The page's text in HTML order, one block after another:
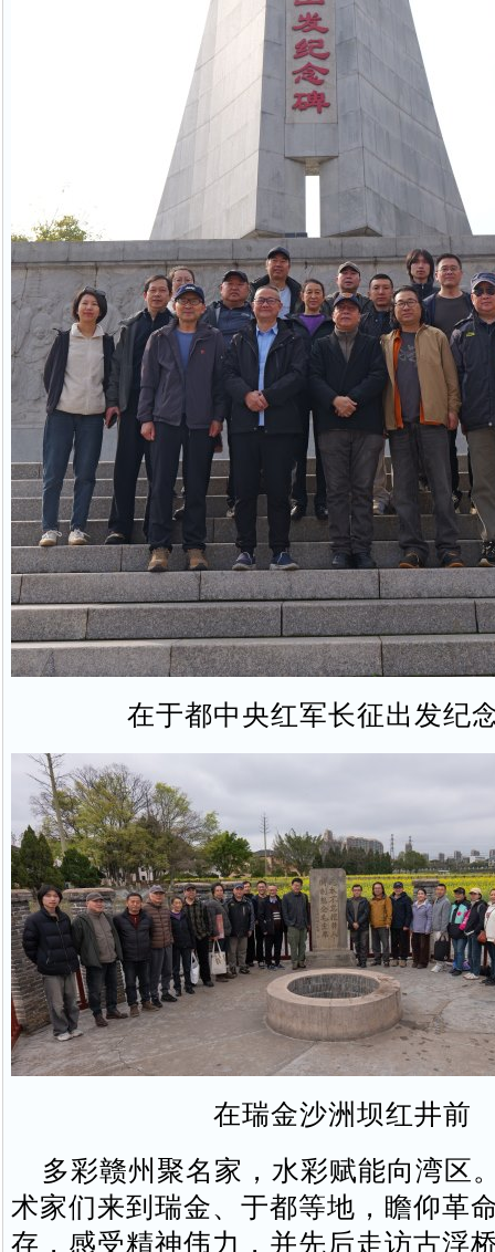
在于都中央红军长征出发纪
在瑞金沙洲坝红井前
多彩赣州聚名家，水彩赋能向湾区
术家们来到瑞金、于都等地，瞻仰革
存，感受精神伟力，并先后走访古浮